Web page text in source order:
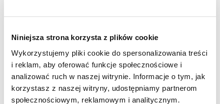
Niniejsza strona korzysta z plików cookie
Wykorzystujemy pliki cookie do spersonalizowania treści
i reklam, aby oferować funkcje społecznościowe i
analizować ruch w naszej witrynie. Informacje o tym, jak
korzystasz z naszej witryny, udostępniamy partnerom
społecznościowym, reklamowym i analitycznym.
WYGODNE POŁĄCZENIA NA
NADGARSTKU